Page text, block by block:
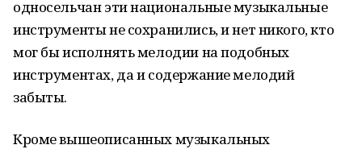
односельчан эти национальные музыкальные
инструменты не сохранились, и нет никого, кто
мог бы исполнять мелодии на подобных
инструментах, да и содержание мелодий
забыты.
Кроме вышеописанных музыкальных